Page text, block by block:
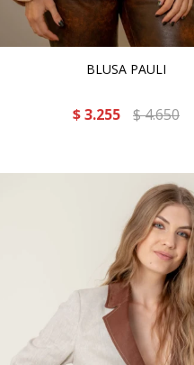
BLUSA PAULI
$ 3.255 $4.650